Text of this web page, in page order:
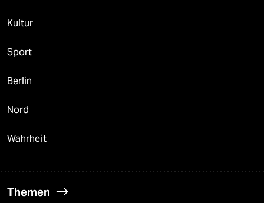
Kultur
Sport
Berlin
Nord
Wahrheit
Themen